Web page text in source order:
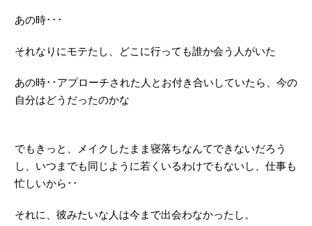
あの時･･･
それなりにモテたし、どこに行っても誰か会う人がいた
あの時･･アプローチされた人とお付き合いしていたら、今の
自分はどうだったのかな
でもきっと、メイクしたまま寝落ちなんてできないだろう
し、いつまでも同じように若くいるわけでもないし、仕事も
忙しいから･･
それに、彼みたいな人は今まで出会わなかったし。